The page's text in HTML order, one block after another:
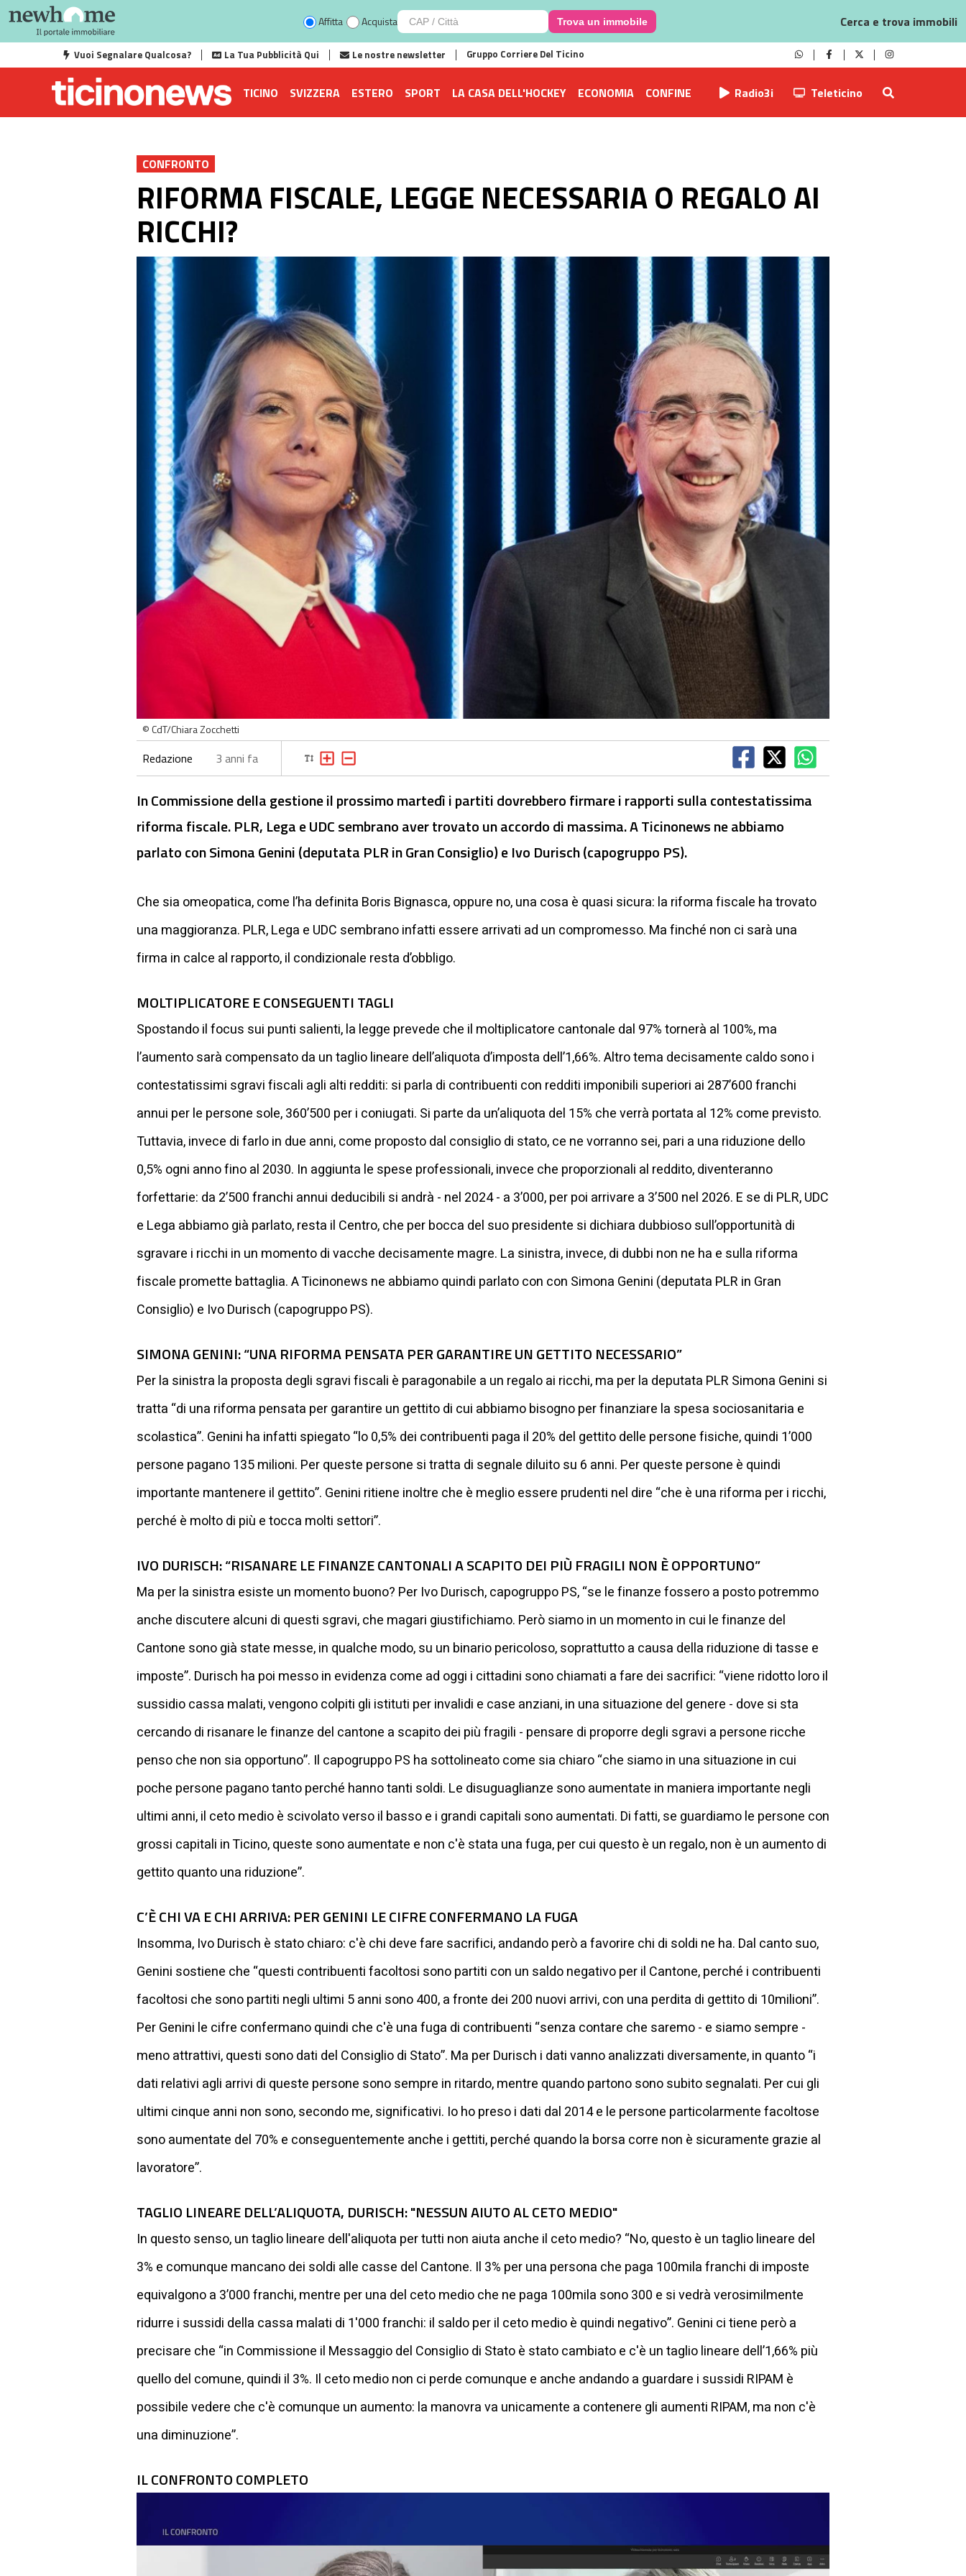
Affitta Acquista Trova un immobile Cerca e trova immobili
Vuoi Segnalare Qualcosa? La Tua Pubblicità Qui Le nostre newsletter Gruppo Corriere Del Ticino
TICINO SVIZZERA ESTERO SPORT LA CASA DELL'HOCKEY ECONOMIA CONFINE Radio3i Teleticino
CONFRONTO
RIFORMA FISCALE, LEGGE NECESSARIA O REGALO AI
RICCHI?
© CdT/Chiara Zocchetti
Redazione 3 anni fa
In Commissione della gestione il prossimo martedì i partiti dovrebbero firmare i rapporti sulla contestatissima
riforma fiscale. PLR, Lega e UDC sembrano aver trovato un accordo di massima. A Ticinonews ne abbiamo
parlato con Simona Genini (deputata PLR in Gran Consiglio) e Ivo Durisch (capogruppo PS).
Che sia omeopatica, come l’ha definita Boris Bignasca, oppure no, una cosa è quasi sicura: la riforma fiscale ha trovato
una maggioranza. PLR, Lega e UDC sembrano infatti essere arrivati ad un compromesso. Ma finché non ci sarà una
firma in calce al rapporto, il condizionale resta d’obbligo.
MOLTIPLICATORE E CONSEGUENTI TAGLI
Spostando il focus sui punti salienti, la legge prevede che il moltiplicatore cantonale dal 97% tornerà al 100%, ma
l’aumento sarà compensato da un taglio lineare dell’aliquota d’imposta dell’1,66%. Altro tema decisamente caldo sono i
contestatissimi sgravi fiscali agli alti redditi: si parla di contribuenti con redditi imponibili superiori ai 287’600 franchi
annui per le persone sole, 360’500 per i coniugati. Si parte da un’aliquota del 15% che verrà portata al 12% come previsto.
Tuttavia, invece di farlo in due anni, come proposto dal consiglio di stato, ce ne vorranno sei, pari a una riduzione dello
0,5% ogni anno fino al 2030. In aggiunta le spese professionali, invece che proporzionali al reddito, diventeranno
forfettarie: da 2’500 franchi annui deducibili si andrà - nel 2024 - a 3’000, per poi arrivare a 3’500 nel 2026. E se di PLR, UDC
e Lega abbiamo già parlato, resta il Centro, che per bocca del suo presidente si dichiara dubbioso sull’opportunità di
sgravare i ricchi in un momento di vacche decisamente magre. La sinistra, invece, di dubbi non ne ha e sulla riforma
fiscale promette battaglia. A Ticinonews ne abbiamo quindi parlato con con Simona Genini (deputata PLR in Gran
Consiglio) e Ivo Durisch (capogruppo PS).
SIMONA GENINI: “UNA RIFORMA PENSATA PER GARANTIRE UN GETTITO NECESSARIO”
Per la sinistra la proposta degli sgravi fiscali è paragonabile a un regalo ai ricchi, ma per la deputata PLR Simona Genini si
tratta “di una riforma pensata per garantire un gettito di cui abbiamo bisogno per finanziare la spesa sociosanitaria e
scolastica”. Genini ha infatti spiegato “lo 0,5% dei contribuenti paga il 20% del gettito delle persone fisiche, quindi 1’000
persone pagano 135 milioni. Per queste persone si tratta di segnale diluito su 6 anni. Per queste persone è quindi
importante mantenere il gettito”. Genini ritiene inoltre che è meglio essere prudenti nel dire “che è una riforma per i ricchi,
perché è molto di più e tocca molti settori”.
IVO DURISCH: “RISANARE LE FINANZE CANTONALI A SCAPITO DEI PIÙ FRAGILI NON È OPPORTUNO”
Ma per la sinistra esiste un momento buono? Per Ivo Durisch, capogruppo PS, “se le finanze fossero a posto potremmo
anche discutere alcuni di questi sgravi, che magari giustifichiamo. Però siamo in un momento in cui le finanze del
Cantone sono già state messe, in qualche modo, su un binario pericoloso, soprattutto a causa della riduzione di tasse e
imposte”. Durisch ha poi messo in evidenza come ad oggi i cittadini sono chiamati a fare dei sacrifici: “viene ridotto loro il
sussidio cassa malati, vengono colpiti gli istituti per invalidi e case anziani, in una situazione del genere - dove si sta
cercando di risanare le finanze del cantone a scapito dei più fragili - pensare di proporre degli sgravi a persone ricche
penso che non sia opportuno”. Il capogruppo PS ha sottolineato come sia chiaro “che siamo in una situazione in cui
poche persone pagano tanto perché hanno tanti soldi. Le disuguaglianze sono aumentate in maniera importante negli
ultimi anni, il ceto medio è scivolato verso il basso e i grandi capitali sono aumentati. Di fatti, se guardiamo le persone con
grossi capitali in Ticino, queste sono aumentate e non c'è stata una fuga, per cui questo è un regalo, non è un aumento di
gettito quanto una riduzione”.
C’È CHI VA E CHI ARRIVA: PER GENINI LE CIFRE CONFERMANO LA FUGA
Insomma, Ivo Durisch è stato chiaro: c'è chi deve fare sacrifici, andando però a favorire chi di soldi ne ha. Dal canto suo,
Genini sostiene che “questi contribuenti facoltosi sono partiti con un saldo negativo per il Cantone, perché i contribuenti
facoltosi che sono partiti negli ultimi 5 anni sono 400, a fronte dei 200 nuovi arrivi, con una perdita di gettito di 10milioni”.
Per Genini le cifre confermano quindi che c'è una fuga di contribuenti “senza contare che saremo - e siamo sempre -
meno attrattivi, questi sono dati del Consiglio di Stato”. Ma per Durisch i dati vanno analizzati diversamente, in quanto “i
dati relativi agli arrivi di queste persone sono sempre in ritardo, mentre quando partono sono subito segnalati. Per cui gli
ultimi cinque anni non sono, secondo me, significativi. Io ho preso i dati dal 2014 e le persone particolarmente facoltose
sono aumentate del 70% e conseguentemente anche i gettiti, perché quando la borsa corre non è sicuramente grazie al
lavoratore”.
TAGLIO LINEARE DELL’ALIQUOTA, DURISCH: "NESSUN AIUTO AL CETO MEDIO"
In questo senso, un taglio lineare dell'aliquota per tutti non aiuta anche il ceto medio? “No, questo è un taglio lineare del
3% e comunque mancano dei soldi alle casse del Cantone. Il 3% per una persona che paga 100mila franchi di imposte
equivalgono a 3’000 franchi, mentre per una del ceto medio che ne paga 100mila sono 300 e si vedrà verosimilmente
ridurre i sussidi della cassa malati di 1'000 franchi: il saldo per il ceto medio è quindi negativo”. Genini ci tiene però a
precisare che “in Commissione il Messaggio del Consiglio di Stato è stato cambiato e c'è un taglio lineare dell’1,66% più
quello del comune, quindi il 3%. Il ceto medio non ci perde comunque e anche andando a guardare i sussidi RIPAM è
possibile vedere che c'è comunque un aumento: la manovra va unicamente a contenere gli aumenti RIPAM, ma non c'è
una diminuzione”.
IL CONFRONTO COMPLETO